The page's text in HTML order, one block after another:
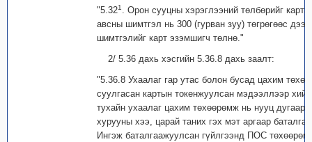
"5.321
. Орон сууцны хэрэглээний төлбөрийг
авсны шимтгэл нь 300 (гурван зуу) төгрөгөөс
шимтгэлийг карт эзэмшигч төлнө."
2/ 5.36 дахь хэсгийн 5.36.8 дахь заалт:
"5.36.8 Ухаалаг гар утас болон бусад цахим
суулгасан картын токенжуулсан мэдээллээр
тухайн ухаалаг цахим төхөөрөмж нь нууц дугаар
хурууны хээ, царай таних гэх мэт аргаар
Ингэж баталгаажуулсан гүйлгээнд ПОС